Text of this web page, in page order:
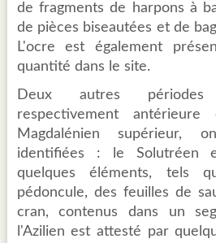
de fragments de harpons à
de pièces biseautées et de
L'ocre est également
quantité dans le site.
Deux autres périodes
respectivement
Magdalénien supérieur,
identifiées : le Solutréen
quelques éléments, tels
pédoncule, des feuilles de
cran, contenus dans un
l'Azilien est attesté par